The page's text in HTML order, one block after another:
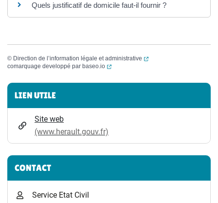
Quels justificatif de domicile faut-il fournir ?
© Direction de l’information légale et administrative
(ouverture dans un
comarquage developpé par baseo.io (ouverture dans un nouvel onglet)
Informations complémentaires
LIEN UTILE
Site web
(www.herault.gouv.fr)
CONTACT
Service Etat Civil